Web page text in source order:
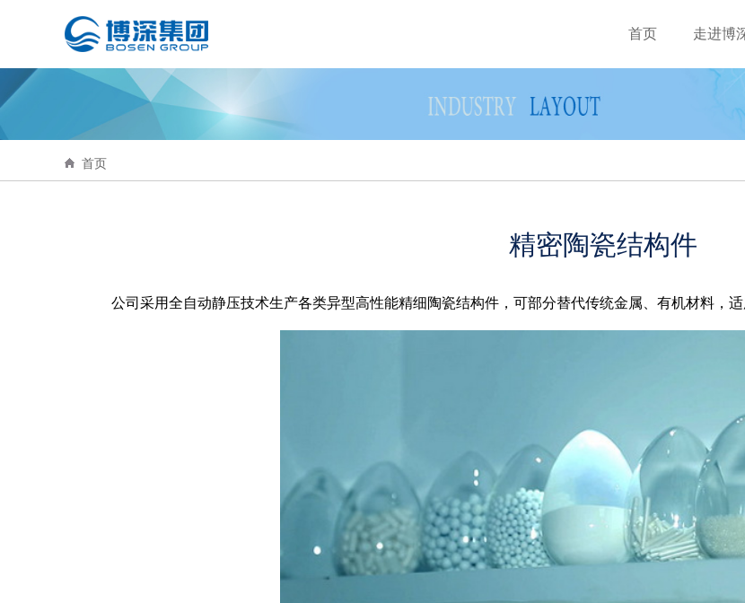
首页 走进博
首页
精密陶瓷结构件
公司采用全自动静压技术生产各类异型高性能精细陶瓷结构件，可部分替代传统金属、有机材料，适